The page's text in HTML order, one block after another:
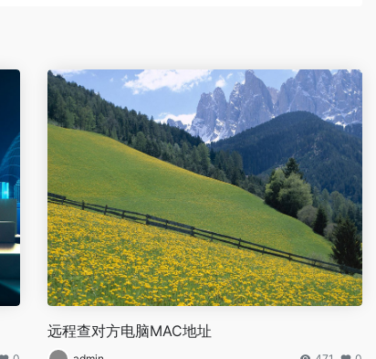
远程查对方电脑MAC地址